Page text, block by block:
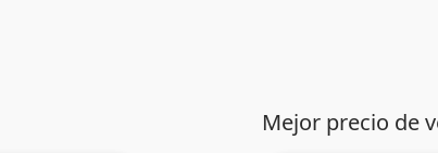
Mejor precio de